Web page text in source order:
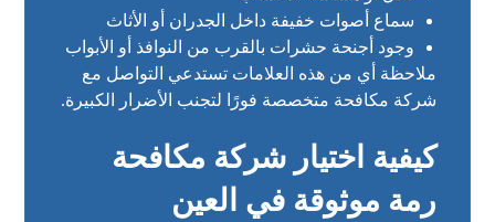
سماع أصوات خفيفة داخل الجدران أو الأثاث
وجود أجنحة حشرات بالقرب من النوافذ أو الأبواب
ملاحظة أي من هذه العلامات تستدعي التواصل مع
شركة مكافحة متخصصة فورًا لتجنب الأضرار الكبيرة.
كيفية اختيار شركة مكافحة
رمة موثوقة في العين